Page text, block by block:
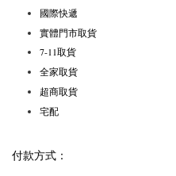
國際快遞
實體門市取貨
7-11取貨
全家取貨
超商取貨
宅配
付款方式：